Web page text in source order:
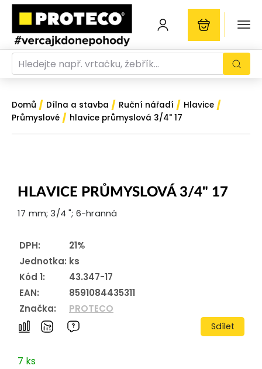
Domů / Dílna a stavba / Ruční nářadí / Hlavice /
Průmyslové / hlavice průmyslová 3/4" 17
HLAVICE PRŮMYSLOVÁ 3/4" 17
17 mm; 3/4 "; 6-hranná
DPH:
21%
Jednotka: ks
Kód 1:
43.347-17
EAN:
8591084435311
Značka:
PROTECO
Sdílet
7 ks